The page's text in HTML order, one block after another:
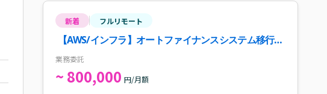
新着 フルリモート
【AWS/インフラ】オートファイナンスシステム移行案
件・求人
業務委託
~ 800,000 円/月額